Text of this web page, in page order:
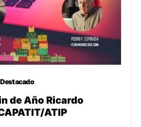
Destacado
de Año Ricardo
ATIP